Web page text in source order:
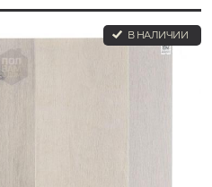
В НАЛИЧИИ